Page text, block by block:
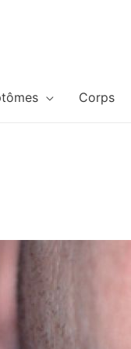
Corps